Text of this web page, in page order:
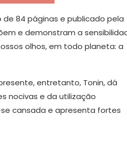
84 páginas e publicado pela
e demonstram a
olhos, em todo planeta: a
entretanto, Tonin, dá
nocivas e da utilização
cansada e apresenta fortes